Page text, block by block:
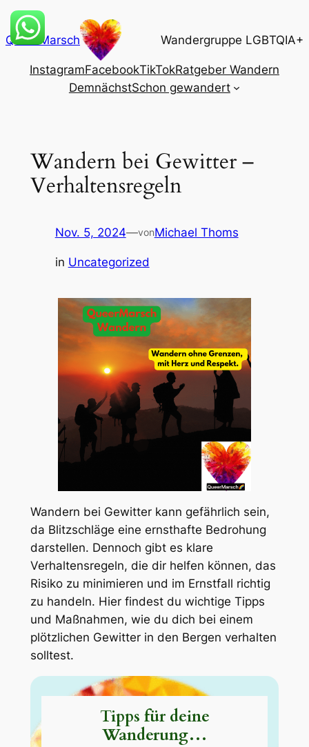
Zum
Inhalt
springen
QueerMarsch Wandergruppe LGBTQIA+
InstagramFacebookTikTokRatgeber Wandern
DemnächstSchon gewandert
Wandern bei Gewitter –
Verhaltensregeln
Nov. 5, 2024—vonMichael Thoms
in Uncategorized
Wandern bei Gewitter kann gefährlich sein,
da Blitzschläge eine ernsthafte Bedrohung
darstellen. Dennoch gibt es klare
Verhaltensregeln, die dir helfen können, das
Risiko zu minimieren und im Ernstfall richtig
zu handeln. Hier findest du wichtige Tipps
und Maßnahmen, wie du dich bei einem
plötzlichen Gewitter in den Bergen verhalten
solltest.
Tipps für deine
Wanderung…